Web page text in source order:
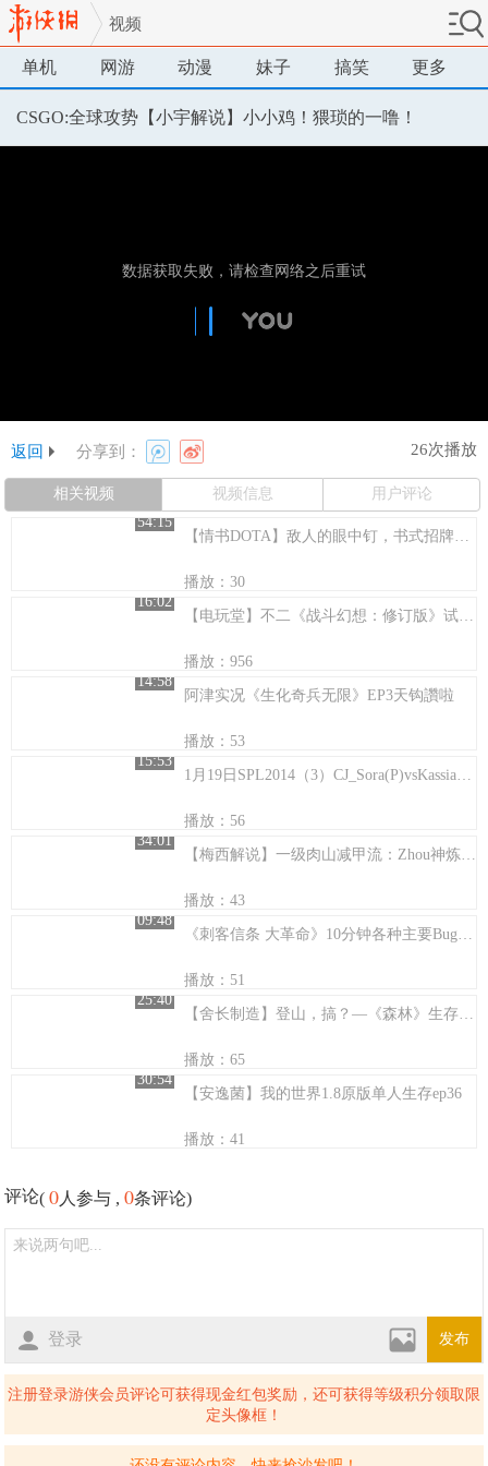
视频
单机 网游 动漫 妹子 搞笑 更多
CSGO:全球攻势【小宇解说】小小鸡！猥琐的一噜！
返回 分享到： 26次播放
相关视频 视频信息
用户评论
54:15
【情书DOTA】敌人的眼中钉，书式招牌神牛！
播放：30
16:02
【电玩堂】不二《战斗幻想：修订版》试玩：这游戏能看胖次
播放：956
14:58
阿津实况《生化奇兵无限》EP3天钩讚啦
播放：53
15:53
1月19日SPL2014（3）CJ_Sora(P)vsKassiaPrime(Z)
播放：56
34:01
【梅西解说】一级肉山减甲流：Zhou神炼金Pis影魔小白VS
播放：43
09:48
《刺客信条 大革命》10分钟各种主要Bug合辑
播放：51
25:40
【舍长制造】登山，搞？—《森林》生存实况 第二季 12
播放：65
30:54
【安逸菌】我的世界1.8原版单人生存ep36
播放：41
评论(0 人参与 ,0条评论)
登录 发布
注册登录游侠会员评论可获得现金红包奖励，还可获得等级积分领取限
定头像框！